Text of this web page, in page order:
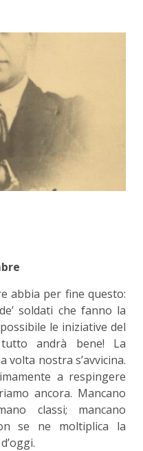
abbia per fine questo:
soldati che fanno la
le iniziative del
tutto andrà bene! La
volta nostra s’avvicina.
a respingere
ancora. Mancano
classi; mancano
se ne moltiplica la